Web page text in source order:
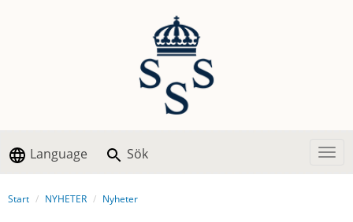
Language Sök
Start NYHETER Nyheter